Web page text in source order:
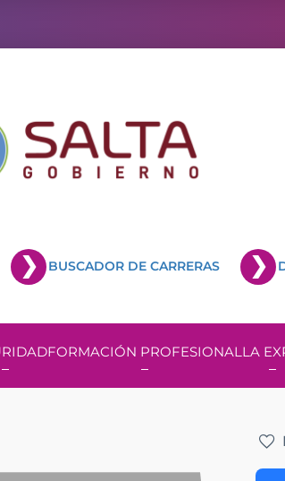
BUSCADOR DE CARRERAS
FORMACIÓN PROFESIONALLA